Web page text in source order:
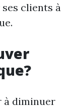
clients à
à diminuer